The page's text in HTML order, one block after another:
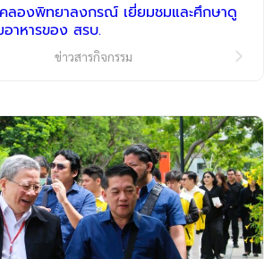
ลองพิทยาลงกรณ์ เยี่ยมชมและศึกษาดู
าหารของ สรบ.
ข่าวสารกิจกรรม